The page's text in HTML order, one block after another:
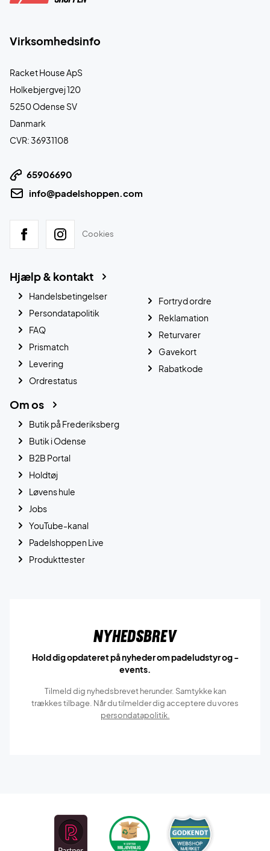
Virksomhedsinfo
Racket House ApS
Holkebjergvej 120
5250 Odense SV
Danmark
CVR: 36931108
65906690
info@padelshoppen.com
Cookies
Hjælp & kontakt
Handelsbetingelser
Persondatapolitik
FAQ
Prismatch
Levering
Ordrestatus
Fortryd ordre
Reklamation
Returvarer
Gavekort
Rabatkode
Om os
Butik på Frederiksberg
Butik i Odense
B2B Portal
Holdtøj
Løvens hule
Jobs
YouTube-kanal
Padelshoppen Live
Produkttester
Nyhedsbrev
Hold dig opdateret på nyheder om padeludstyr og -
events.
Tilmeld dig nyhedsbrevet herunder. Samtykke kan
trækkes tilbage. Når du tilmelder dig acceptere du vores
persondatapolitik.